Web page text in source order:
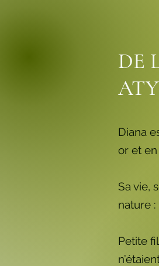
DE
Diana
or et
Sa vie,
nature :
Petite